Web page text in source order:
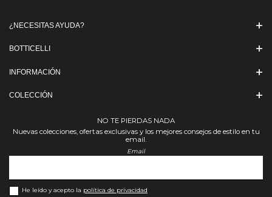
¿NECESITAS AYUDA?
BOTTICELLI
INFORMACIÓN
COLECCIÓN
NO TE PIERDAS NADA
Nuevas colecciones, ofertas exclusivas y los mejores consejos de estilo en tu
email.
Email
He leído y acepto la política de privacidad